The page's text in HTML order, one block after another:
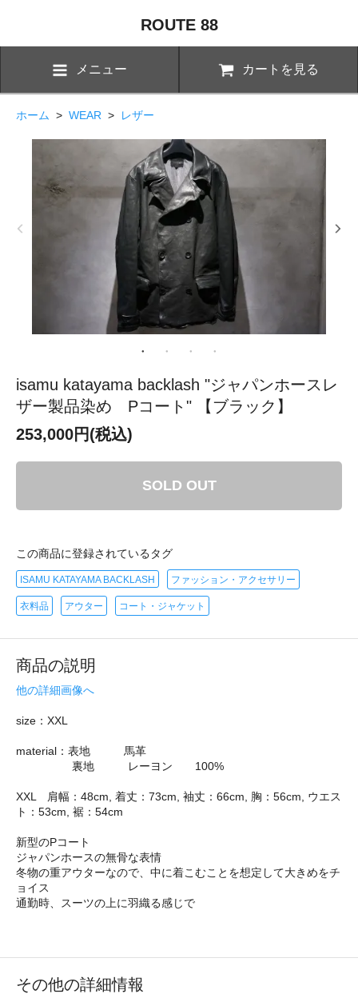
ROUTE 88
メニュー カートを見る
ホーム > WEAR > レザー
isamu katayama backlash "ジャパンホースレ
ザー製品染め Pコート" 【ブラック】
253,000円(税込)
SOLD OUT
この商品に登録されているタグ
ISAMU KATAYAMA BACKLASH ファッション・アクセサリー
衣料品 アウター コート・ジャケット
商品の説明
他の詳細画像へ
size：XXL
material：表地 馬革
裏地 レーヨン 100%
XXL 肩幅：48cm, 着丈：73cm, 袖丈：66cm, 胸：56cm, ウエス
ト：53cm, 裾：54cm
新型のPコート
ジャパンホースの無骨な表情
冬物の重アウターなので、中に着こむことを想定して大きめをチ
ョイス
通勤時、スーツの上に羽織る感じで
その他の詳細情報